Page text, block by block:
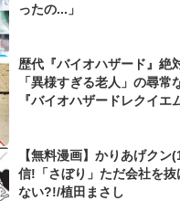
ったの...」
歴代『バイオハザード』絶
「異様すぎる老人」の尋常なき
『バイオハザードレクイエ
【無料漫画】かりあげク
信!「さぼり」ただ会社を抜
ない?!/植田まさし